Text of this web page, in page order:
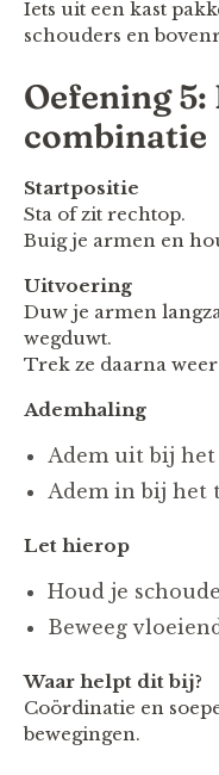
Iets uit een kast
schouders en
Oefening
combinatie
Startpositie
Sta of zit rechtop.
Buig je armen en
Uitvoering
Duw je armen
wegduwt.
Trek ze daarna
Ademhaling
Adem uit bij het
Adem in bij het
Let hierop
Houd je
Beweeg
Waar helpt dit bij?
Coördinatie en
bewegingen.